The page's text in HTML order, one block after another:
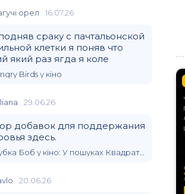
орел 16.07.26
сраку с пачтальонской
клетки я поняв что
який раз ягда я коле
Birds у кіно
29.06.26
добавок для поддержания
здесь.
Боб у кіно: У пошуках Квадратних Штанів
20.06.26